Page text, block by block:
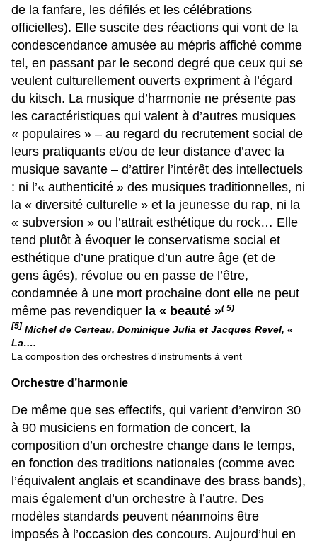
de la fanfare, les défilés et les célébrations
officielles). Elle suscite des réactions qui vont de la
condescendance amusée au mépris affiché comme
tel, en passant par le second degré que ceux qui se
veulent culturellement ouverts expriment à l’égard
du kitsch. La musique d’harmonie ne présente pas
les caractéristiques qui valent à d’autres musiques
« populaires » – au regard du recrutement social de
leurs pratiquants et/ou de leur distance d’avec la
musique savante – d’attirer l’intérêt des intellectuels
: ni l’« authenticité » des musiques traditionnelles, ni
la « diversité culturelle » et la jeunesse du rap, ni la
« subversion » ou l’attrait esthétique du rock… Elle
tend plutôt à évoquer le conservatisme social et
esthétique d’une pratique d’un autre âge (et de
gens âgés), révolue ou en passe de l’être,
condamnée à une mort prochaine dont elle ne peut
même pas revendiquer la « beauté »( 5)
[5] Michel de Certeau, Dominique Julia et Jacques Revel, «
La….
La composition des orchestres d’instruments à vent
Orchestre d’harmonie
De même que ses effectifs, qui varient d’environ 30
à 90 musiciens en formation de concert, la
composition d’un orchestre change dans le temps,
en fonction des traditions nationales (comme avec
l’équivalent anglais et scandinave des brass bands),
mais également d’un orchestre à l’autre. Des
modèles standards peuvent néanmoins être
imposés à l’occasion des concours. Aujourd’hui en